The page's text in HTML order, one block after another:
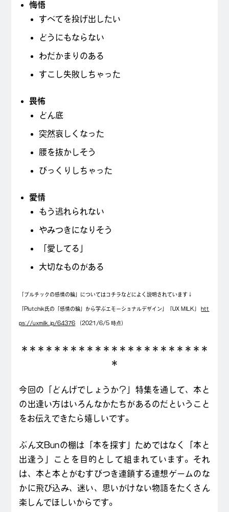
悔悟
すべてを投げ出したい
どうにもならない
わだかまりのある
すこし失敗しちゃった
畏怖
どん底
突然哀しくなった
腰を抜かしそう
びっくりしちゃった
愛情
もう逃れられない
やみつきになりそう
「愛してる」
大切なものがある
「プルチックの感情の輪」についてはコチラなどによく説明されています↓
「Plutchik氏の「感情の輪」から学ぶエモーショナルデザイン」『UX MILK』 htt
ps://uxmilk.jp/64376 （2021/6/5 時点）
＊＊＊＊＊＊＊＊＊＊＊＊＊＊＊＊＊＊＊＊＊＊＊
＊
今回の「どんげでしょうか？」特集を通して、本と
の出逢い方はいろんなかたちがあるのだということ
をお伝えできたら嬉しいです。
ぶん文Bunの棚は「本を探す」ためではなく「本と
出逢う」ことを目的として組まれています。それ
は、本と本とがむすびつき連鎖する連想ゲームのな
かに飛び込み、迷い、思いがけない物語をたくさん
楽しんでほしいからです。